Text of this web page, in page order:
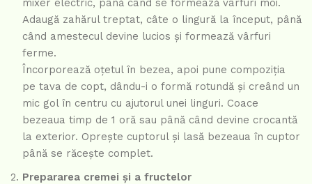
mixer electric, până când se formează vârfuri moi.
Adaugă zahărul treptat, câte o lingură la început, până
când amestecul devine lucios și formează vârfuri
ferme.
Încorporează oțetul în bezea, apoi pune compoziția
pe tava de copt, dându-i o formă rotundă și creând un
mic gol în centru cu ajutorul unei linguri. Coace
bezeaua timp de 1 oră sau până când devine crocantă
la exterior. Oprește cuptorul și lasă bezeaua în cuptor
până se răcește complet.
Prepararea cremei și a fructelor